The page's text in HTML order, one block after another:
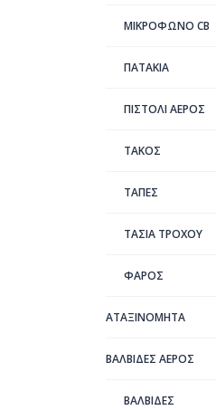
ΜΙΚΡΟΦΩΝΟ CB
ΠΑΤΑΚΙΑ
ΠΙΣΤΟΛΙ ΑΕΡΟΣ
ΤΑΚΟΣ
ΤΑΠΕΣ
ΤΑΣΙΑ ΤΡΟΧΟΥ
ΦΑΡΟΣ
ΑΤΑΞΙΝΌΜΗΤΑ
ΒΑΛΒΙΔΕΣ ΑΕΡΟΣ
ΒΑΛΒΙΔΕΣ